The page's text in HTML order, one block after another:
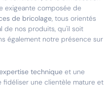
exigeante composée de
de bricolage, tous orientés
de nos produits, qu'il soit
également notre présence sur
technique et une
fidéliser une clientèle mature et